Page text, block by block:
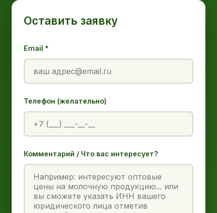
Оставить заявку
Email *
Телефон (желательно)
Комментарий / Что вас интересует?